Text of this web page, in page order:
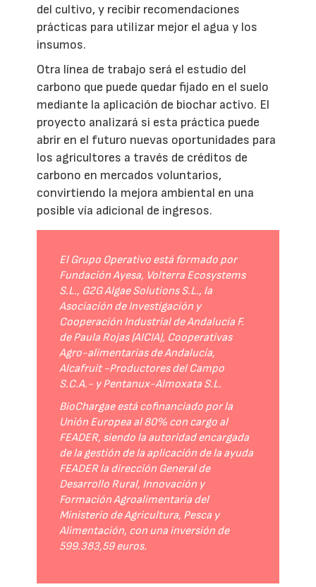
del cultivo, y recibir recomendaciones
prácticas para utilizar mejor el agua y los
insumos.
Otra línea de trabajo será el estudio del
carbono que puede quedar fijado en el suelo
mediante la aplicación de biochar activo. El
proyecto analizará si esta práctica puede
abrir en el futuro nuevas oportunidades para
los agricultores a través de créditos de
carbono en mercados voluntarios,
convirtiendo la mejora ambiental en una
posible vía adicional de ingresos.
El Grupo Operativo está formado por
Fundación Ayesa, Volterra Ecosystems
S.L., G2G Algae Solutions S.L., la
Asociación de Investigación y
Cooperación Industrial de Andalucía F.
de Paula Rojas (AICIA), Cooperativas
Agro-alimentarias de Andalucía,
Alcafruit -Productores del Campo
S.C.A.- y Pentanux-Almoxata S.L.
BioChargae está cofinanciado por la
Unión Europea al 80% con cargo al
FEADER, siendo la autoridad encargada
de la gestión de la aplicación de la ayuda
FEADER la dirección General de
Desarrollo Rural, Innovación y
Formación Agroalimentaria del
Ministerio de Agricultura, Pesca y
Alimentación, con una inversión de
599.383,59 euros.